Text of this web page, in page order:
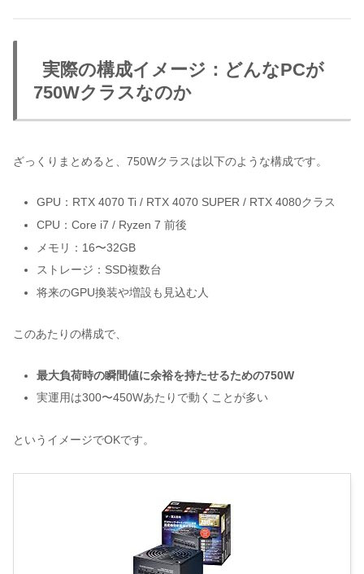
実際の構成イメージ：どんなPCが
750Wクラスなのか
ざっくりまとめると、750Wクラスは以下のような構成です。
GPU：RTX 4070 Ti / RTX 4070 SUPER / RTX 4080クラス
CPU：Core i7 / Ryzen 7 前後
メモリ：16〜32GB
ストレージ：SSD複数台
将来のGPU換装や増設も見込む人
このあたりの構成で、
最大負荷時の瞬間値に余裕を持たせるための750W
実運用は300〜450Wあたりで動くことが多い
というイメージでOKです。